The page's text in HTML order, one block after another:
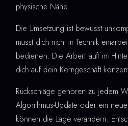
physische Nähe.
Die Umsetzung ist bewusst
musst dich nicht in Technik
bedienen. Die Arbeit läuft im
dich auf dein Kerngeschäft
Rückschläge gehören zu jedem
Algorithmus-Update oder ein
können die Lage verändern.